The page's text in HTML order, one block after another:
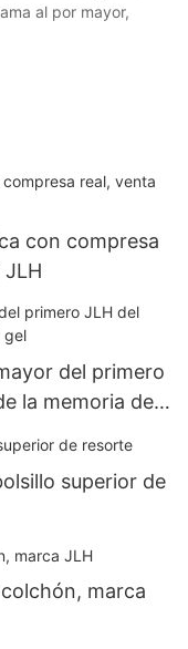
al por mayor,
con compresa
del primero
la memoria del
superior de
marca